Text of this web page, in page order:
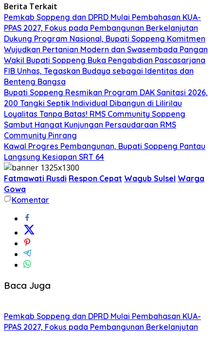
Berita Terkait
Pemkab Soppeng dan DPRD Mulai Pembahasan KUA-
PPAS 2027, Fokus pada Pembangunan Berkelanjutan
Dukung Program Nasional, Bupati Soppeng Komitmen
Wujudkan Pertanian Modern dan Swasembada Pangan
Wakil Bupati Soppeng Buka Pengabdian Pascasarjana
FIB Unhas, Tegaskan Budaya sebagai Identitas dan
Benteng Bangsa
Bupati Soppeng Resmikan Program DAK Sanitasi 2026,
200 Tangki Septik Individual Dibangun di Lilirilau
Loyalitas Tanpa Batas! RMS Community Soppeng
Sambut Hangat Kunjungan Persaudaraan RMS
Community Pinrang
Kawal Progres Pembangunan, Bupati Soppeng Pantau
Langsung Kesiapan SRT 64
Fatmawati Rusdi Respon Cepat Wagub Sulsel Warga
Gowa
Komentar
Baca Juga
Pemkab Soppeng dan DPRD Mulai Pembahasan KUA-
PPAS 2027, Fokus pada Pembangunan Berkelanjutan